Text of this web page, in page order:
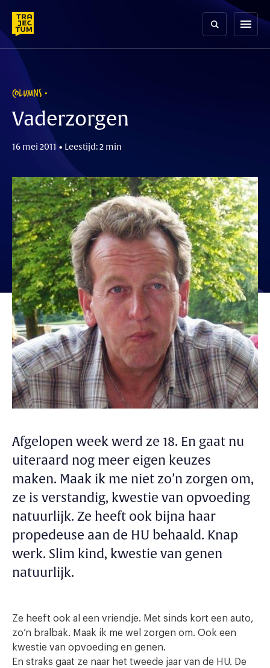
content
menu
COLUMNS
Vaderzorgen
16 mei 2011 • Leestijd: 2 min
Afgelopen week werd ze 18. En gaat nu
uiteraard nog meer eigen keuzes
maken. Maak ik me niet zo’n zorgen om,
ze is verstandig, kwestie van opvoeding
natuurlijk. Ze heeft ook bijna haar
propedeuse aan de HU behaald. Knap
werk. Slim kind, kwestie van genen
natuurlijk.
Ze heeft ook al een vriendje. Met sinds kort een auto,
zo’n bralbak. Maak ik me wel zorgen om. Ook een
kwestie van opvoeding en genen.
En straks gaat ze naar het tweede jaar van de HU. De